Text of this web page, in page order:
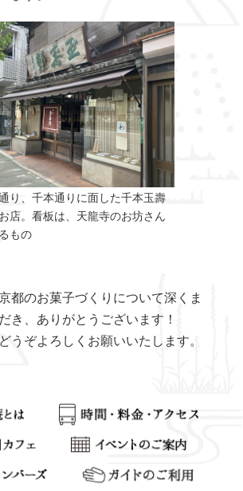
り、千本通りに面した千本玉壽
店。看板は、天龍寺のお坊さん
もの
都のお菓子づくりについて深くま
き、ありがとうございます！
うぞよろしくお願いいたします。